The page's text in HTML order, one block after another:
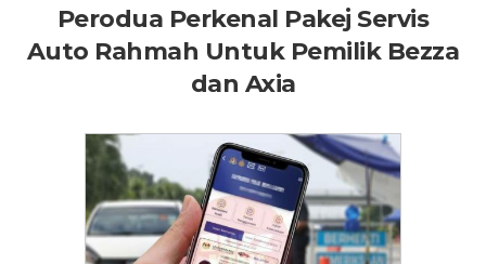
Perodua Perkenal Pakej Servis
Auto Rahmah Untuk Pemilik Bezza
dan Axia